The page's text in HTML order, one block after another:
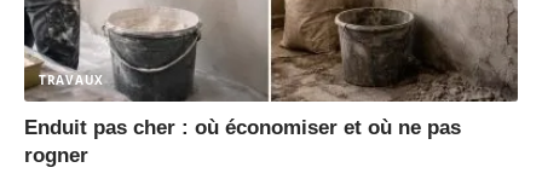
TRAVAUX
Enduit pas cher : où économiser et où ne pas
rogner